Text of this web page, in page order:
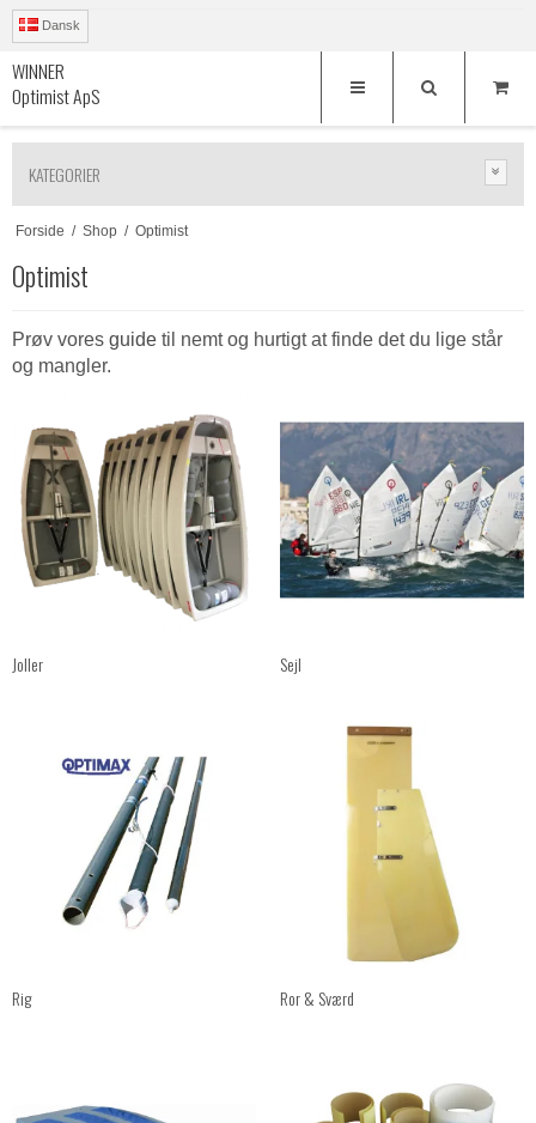
Dansk
WINNER
Optimist ApS
KATEGORIER
Forside / Shop / Optimist
Optimist
Prøv vores guide til nemt og hurtigt at finde det du lige står
og mangler.
Joller Sejl
Rig Ror & Sværd